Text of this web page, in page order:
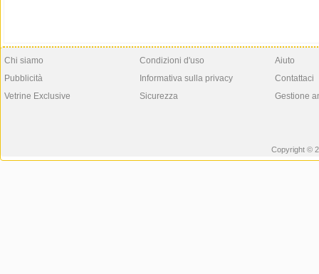
Chi siamo
Pubblicità
Vetrine Exclusive
Condizioni d'uso
Informativa sulla privacy
Sicurezza
Aiuto
Contattaci
Gestione
Copyright ©